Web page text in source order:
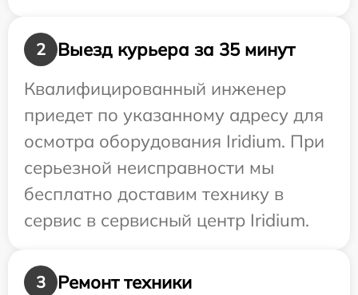
2
Выезд курьера за 35 минут
Квалифицированный инженер
приедет по указанному адресу для
осмотра оборудования Iridium. При
серьезной неисправности мы
бесплатно доставим технику в
сервис в сервисный центр Iridium.
3
Ремонт техники